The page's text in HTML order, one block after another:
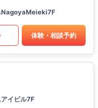
体験・相談予約
イビル7F